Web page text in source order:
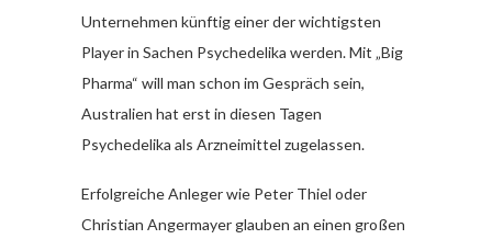
Unternehmen künftig einer der wichtigsten
Player in Sachen Psychedelika werden. Mit „Big
Pharma“ will man schon im Gespräch sein,
Australien hat erst in diesen Tagen
Psychedelika als Arzneimittel zugelassen.
Erfolgreiche Anleger wie Peter Thiel oder
Christian Angermayer glauben an einen großen